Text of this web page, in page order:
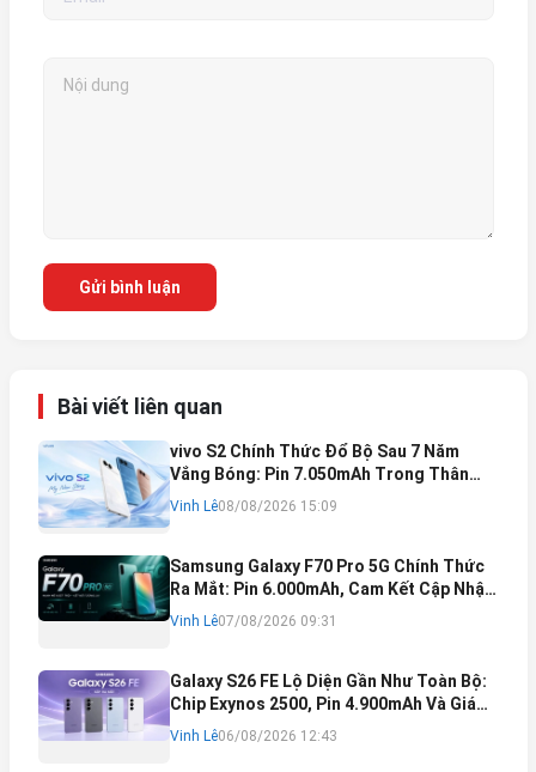
Gửi bình luận
Bài viết liên quan
vivo S2 Chính Thức Đổ Bộ Sau 7 Năm
Vắng Bóng: Pin 7.050mAh Trong Thân
Máy Mỏng Nhẹ Khó Tin
Vinh Lê08/08/2026 15:09
Samsung Galaxy F70 Pro 5G Chính Thức
Ra Mắt: Pin 6.000mAh, Cam Kết Cập Nhật
Phần Mềm 6 Năm
Vinh Lê07/08/2026 09:31
Galaxy S26 FE Lộ Diện Gần Như Toàn Bộ:
Chip Exynos 2500, Pin 4.900mAh Và Giá
Bán Dự Kiến
Vinh Lê06/08/2026 12:43